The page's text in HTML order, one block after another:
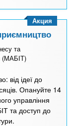
та
(МАБІТ)
від ідеї до
Опануйте 14
управління
та доступ до
Акция